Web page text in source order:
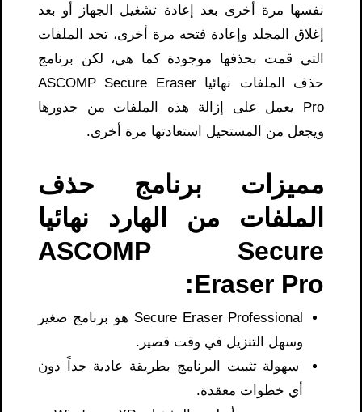
نفسها مرة أخرى بعد إعادة تشغيل الجهاز أو بعد
إغلاق المجلد وإعادة فتحه مرة أخرى، تجد الملفات
التي قمت بحذفها موجودة كما هي، لكن برنامج
حذف الملفات نهائيا ASCOMP Secure Eraser
Pro يعمل على إزالة هذه الملفات من جذورها
ويجعل من المستحيل استعادتها مرة أخرى.
مميزات برنامج حذف
الملفات من الهارد نهائيا
ASCOMP Secure
Eraser Pro:
Secure Eraser Professional هو برنامج صغير
وسهل التنزيل في وقت قصير.
سهولة تثبيت البرنامج بطريقة عادية جداً دون
أي خطوات معقدة.